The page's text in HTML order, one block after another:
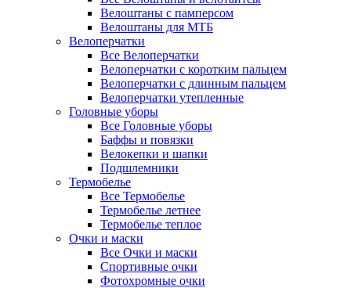
Велоштаны с памперсом
Велоштаны для МТБ
Велоперчатки
Все Велоперчатки
Велоперчатки с коротким пальцем
Велоперчатки с длинным пальцем
Велоперчатки утепленные
Головные уборы
Все Головные уборы
Баффы и повязки
Велокепки и шапки
Подшлемники
Термобелье
Все Термобелье
Термобелье летнее
Термобелье теплое
Очки и маски
Все Очки и маски
Спортивные очки
Фотохромные очки